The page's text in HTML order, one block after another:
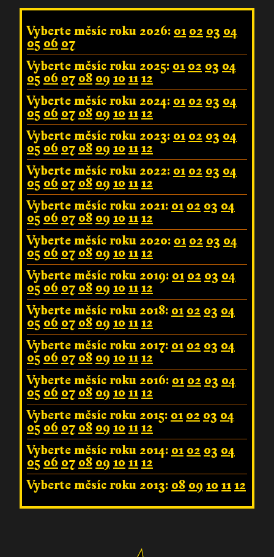
Vyberte měsíc roku 2026: 01 02 03 04
05 06 07
Vyberte měsíc roku 2025: 01 02 03 04
05 06 07 08 09 10 11 12
Vyberte měsíc roku 2024: 01 02 03 04
05 06 07 08 09 10 11 12
Vyberte měsíc roku 2023: 01 02 03 04
05 06 07 08 09 10 11 12
Vyberte měsíc roku 2022: 01 02 03 04
05 06 07 08 09 10 11 12
Vyberte měsíc roku 2021: 01 02 03 04
05 06 07 08 09 10 11 12
Vyberte měsíc roku 2020: 01 02 03 04
05 06 07 08 09 10 11 12
Vyberte měsíc roku 2019: 01 02 03 04
05 06 07 08 09 10 11 12
Vyberte měsíc roku 2018: 01 02 03 04
05 06 07 08 09 10 11 12
Vyberte měsíc roku 2017: 01 02 03 04
05 06 07 08 09 10 11 12
Vyberte měsíc roku 2016: 01 02 03 04
05 06 07 08 09 10 11 12
Vyberte měsíc roku 2015: 01 02 03 04
05 06 07 08 09 10 11 12
Vyberte měsíc roku 2014: 01 02 03 04
05 06 07 08 09 10 11 12
Vyberte měsíc roku 2013: 08 09 10 11 12